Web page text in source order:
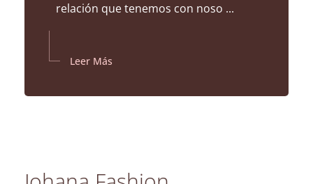
relación que tenemos con noso ...
Leer Más
Johana Fashion